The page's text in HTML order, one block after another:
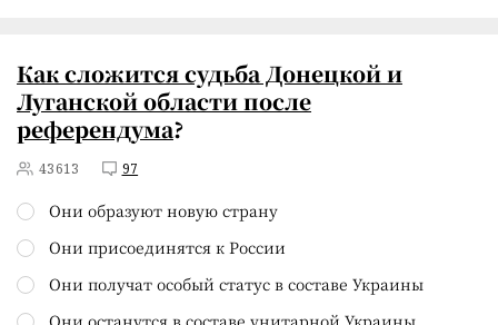
Как сложится судьба Донецкой и
Луганской областипосле
референдума?
43613 97
Они образуют новую страну
Они присоединятся к России
Они получат особый статус в составе Украины
Они останутся в составе унитарной Украины